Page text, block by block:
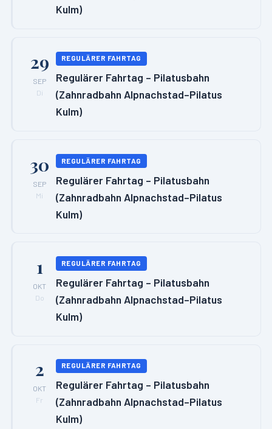
Kulm)
29
SEP
Di
REGULÄRER FAHRTAG
Regulärer Fahrtag – Pilatusbahn
(Zahnradbahn Alpnachstad–Pilatus
Kulm)
30
SEP
Mi
REGULÄRER FAHRTAG
Regulärer Fahrtag – Pilatusbahn
(Zahnradbahn Alpnachstad–Pilatus
Kulm)
1
OKT
Do
REGULÄRER FAHRTAG
Regulärer Fahrtag – Pilatusbahn
(Zahnradbahn Alpnachstad–Pilatus
Kulm)
2
OKT
Fr
REGULÄRER FAHRTAG
Regulärer Fahrtag – Pilatusbahn
(Zahnradbahn Alpnachstad–Pilatus
Kulm)